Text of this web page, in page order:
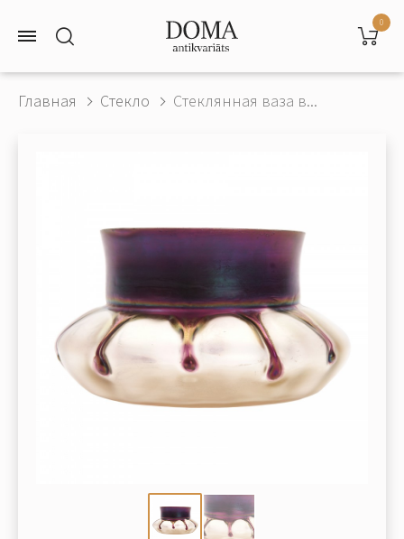
0
Главная Стекло Стеклянная ваза в...